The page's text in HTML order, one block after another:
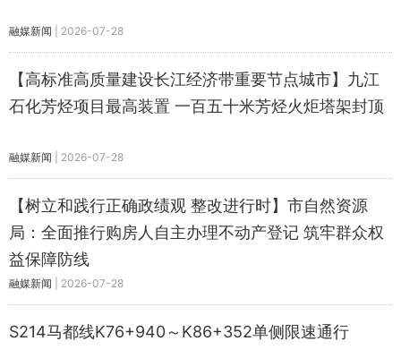
融媒新闻 2026-07-28
【高标准高质量建设长江经济带重要节点城市】九江
石化芳烃项目最高装置 一百五十米芳烃火炬塔架封顶
融媒新闻 2026-07-28
【树立和践行正确政绩观 整改进行时】市自然资源
局：全面推行购房人自主办理不动产登记 筑牢群众权
益保障防线
融媒新闻 2026-07-28
S214马都线K76+940～K86+352单侧限速通行